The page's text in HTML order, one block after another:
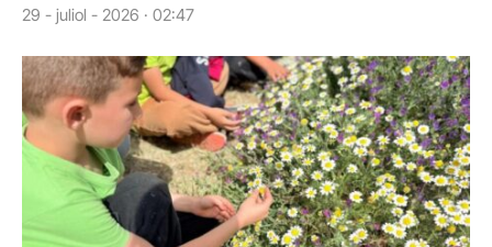
29 - juliol - 2026 · 02:47